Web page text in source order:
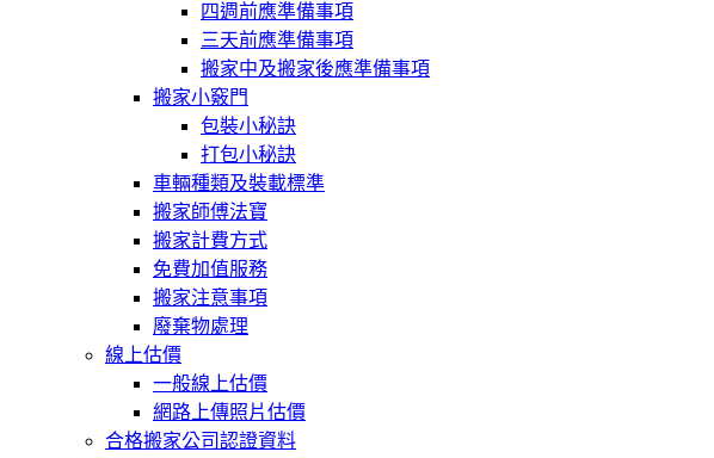
四週前應準備事項
三天前應準備事項
搬家中及搬家後應準備事項
搬家小竅門
包裝小秘訣
打包小秘訣
車輛種類及裝載標準
搬家師傅法寶
搬家計費方式
免費加值服務
搬家注意事項
廢棄物處理
線上估價
一般線上估價
網路上傳照片估價
合格搬家公司認證資料